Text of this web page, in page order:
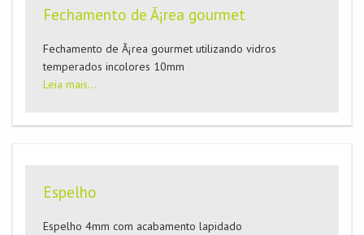
Fechamento de Ã¡rea gourmet
Fechamento de Ã¡rea gourmet utilizando vidros
temperados incolores 10mm
Leia mais...
Espelho
Espelho 4mm com acabamento lapidado